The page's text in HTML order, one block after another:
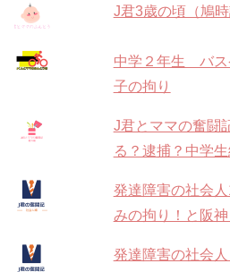
J君3歳の頃（鳩時
中学２年生 バ
子の拘り
J君とママの奮
る？逮捕？中学
発達障害の社会
みの拘り！と阪
発達障害の社会